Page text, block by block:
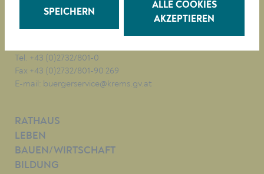
A-3500 Krems
Tel. +43 (0)2732/801-0
Fax +43 (0)2732/801-90 269
E-mail: buergerservice@krems.gv.at
RATHAUS
LEBEN
BAUEN/WIRTSCHAFT
BILDUNG
SPEICHERN
ALLE COOKIES
AKZEPTIEREN